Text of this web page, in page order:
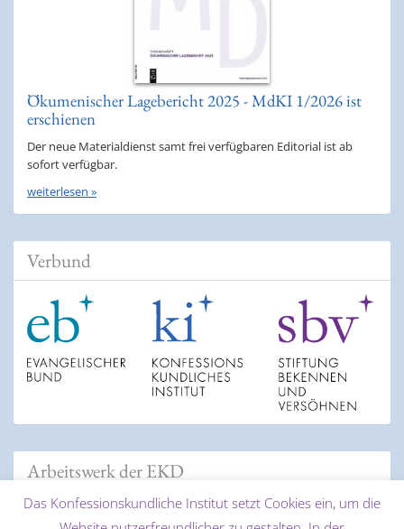
Ökumenischer Lagebericht 2025 - MdKI 1/2026 ist
erschienen
Der neue Materialdienst samt frei verfügbaren Editorial ist ab
sofort verfügbar.
weiterlesen »
Verbund
Arbeitswerk der EKD
Das Konfessionskundliche Institut setzt Cookies ein, um die